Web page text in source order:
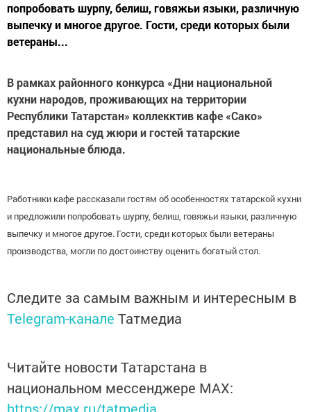
попробовать шурпу, белиш, говяжьи языки, различную
выпечку и многое другое. Гости, среди которых были
ветераны...
В рамках районного конкурса «Дни национальной
кухни народов, проживающих на территории
Республики Татарстан» коллекктив кафе «Сако»
представил на суд жюри и гостей татарские
национальные блюда.
Работники кафе рассказали гостям об особенностях татарской кухни
и предложили попробовать шурпу, белиш, говяжьи языки, различную
выпечку и многое другое. Гости, среди которых были ветераны
производства, могли по достоинству оценить богатый стол.
Следите за самым важным и интересным в
Telegram-канале Татмедиа
Читайте новости Татарстана в
национальном мессенджере MАХ: